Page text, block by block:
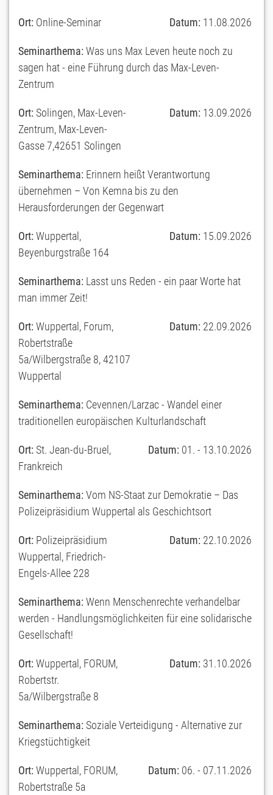
Ort: Online-Seminar Datum: 11.08.2026
Seminarthema: Was uns Max Leven heute noch zu
sagen hat - eine Führung durch das Max-Leven-
Zentrum
Ort: Solingen, Max-Leven-
Zentrum, Max-Leven-
Gasse 7,42651 Solingen
Datum: 13.09.2026
Seminarthema: Erinnern heißt Verantwortung
übernehmen – Von Kemna bis zu den
Herausforderungen der Gegenwart
Ort: Wuppertal,
Beyenburgstraße 164
Datum: 15.09.2026
Seminarthema: Lasst uns Reden - ein paar Worte hat
man immer Zeit!
Ort: Wuppertal, Forum,
Robertstraße
5a/Wilbergstraße 8, 42107
Wuppertal
Datum: 22.09.2026
Seminarthema: Cevennen/Larzac - Wandel einer
traditionellen europäischen Kulturlandschaft
Ort: St. Jean-du-Bruel,
Frankreich
Datum: 01. - 13.10.2026
Seminarthema: Vom NS-Staat zur Demokratie – Das
Polizeipräsidium Wuppertal als Geschichtsort
Ort: Polizeipräsidium
Wuppertal, Friedrich-
Engels-Allee 228
Datum: 22.10.2026
Seminarthema: Wenn Menschenrechte verhandelbar
werden - Handlungsmöglichkeiten für eine solidarische
Gesellschaft!
Ort: Wuppertal, FORUM,
Robertstr.
5a/Wilbergstraße 8
Datum: 31.10.2026
Seminarthema: Soziale Verteidigung - Alternative zur
Kriegstüchtigkeit
Ort: Wuppertal, FORUM,
Robertstraße 5a
Datum: 06. - 07.11.2026